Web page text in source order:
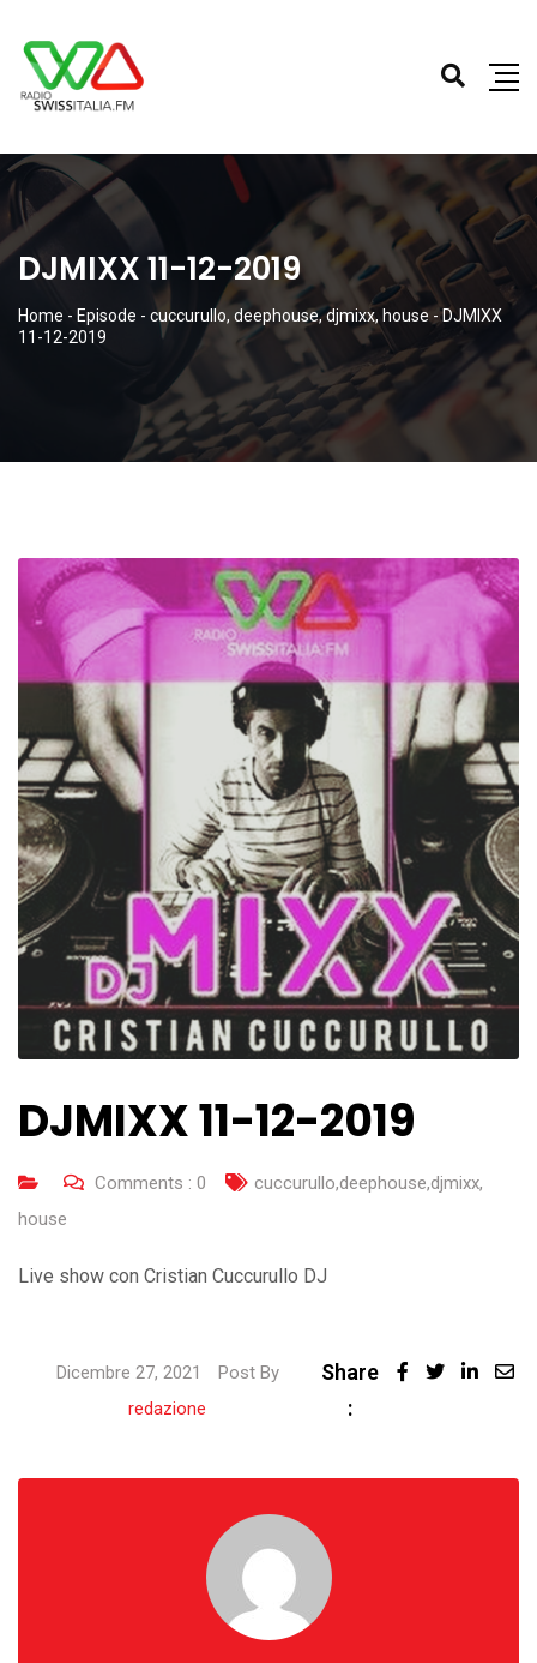
DJMIXX 11-12-2019
Home - Episode - cuccurullo, deephouse,djmixx, house -DJMIXX
11-12-2019
DJMIXX 11-12-2019
Comments : 0 cuccurullo,deephouse,djmixx,
house
Live show con Cristian Cuccurullo DJ
Dicembre 27, 2021
Post By
redazione
Share
:
Email